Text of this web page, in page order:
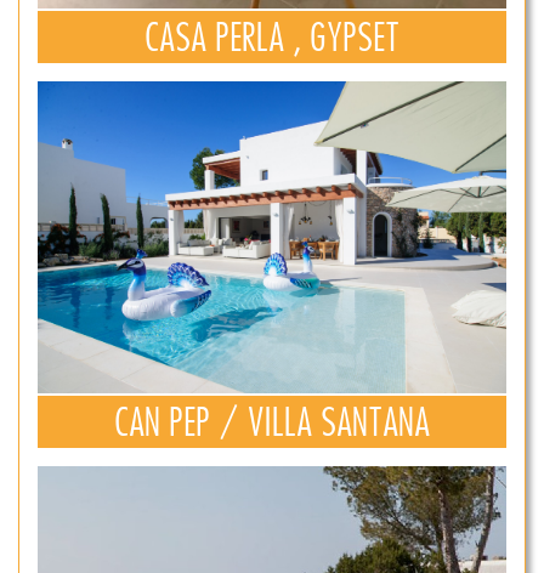
CASA PERLA , GYPSET
CAN PEP / VILLA SANTANA